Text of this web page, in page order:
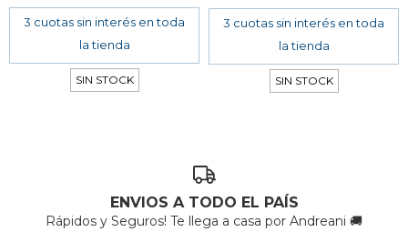
SIN STOCK SIN STOCK
ENVIOS A TODO EL PAÍS
Rápidos y Seguros! Te llega a casa por Andreani 🚚